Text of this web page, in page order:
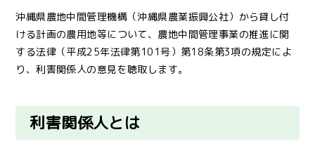
沖縄県農地中間管理機構（沖縄県農業振興公社）から貸し付
ける計画の農用地等について、農地中間管理事業の推進に関
する法律（平成25年法律第101号）第18条第3項の規定によ
り、利害関係人の意見を聴取します。
利害関係人とは